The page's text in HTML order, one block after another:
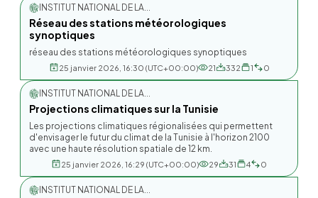
INSTITUT NATIONAL DE LA...
Réseau des stations météorologiques
synoptiques
réseau des stations météorologiques synoptiques
25 janvier 2026, 16:30 (UTC+00:00) 21 332 1 0
INSTITUT NATIONAL DE LA...
Projections climatiques sur la Tunisie
Les projections climatiques régionalisées qui permettent
d'envisager le futur du climat de la Tunisie à l'horizon 2100
avec une haute résolution spatiale de 12 km.
25 janvier 2026, 16:29 (UTC+00:00) 29 31 4 0
INSTITUT NATIONAL DE LA...